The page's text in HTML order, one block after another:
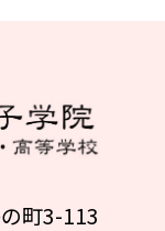
町3-113